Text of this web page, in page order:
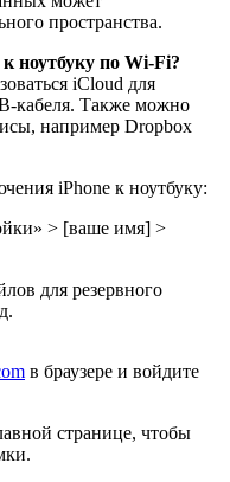
пространства.
ноутбуку по Wi-Fi?
iCloud для
кабеля. Также можно
например Dropbox
iPhone к ноутбуку:
> [ваше имя] >
для резервного
в браузере и войдите
странице, чтобы